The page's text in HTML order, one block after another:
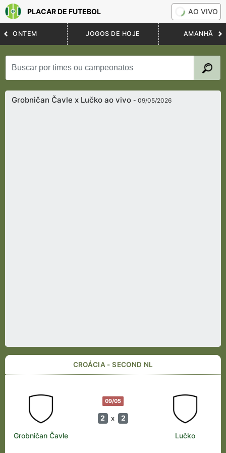
PLACAR DE FUTEBOL AO VIVO
ONTEM JOGOS DE HOJE AMANHÃ
Grobničan Čavle x Lučko ao vivo- 09/05/2026
CROÁCIA - SECOND NL
09/05
2 x 2
Grobničan Čavle Lučko